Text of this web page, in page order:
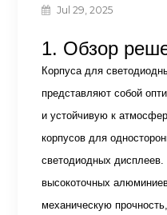
Jul 29, 2025
1. Обзор
Корпуса для
представляют собой
и устойчивую к
корпусов для
светодиодных дисплеев.
высокоточных
механическую